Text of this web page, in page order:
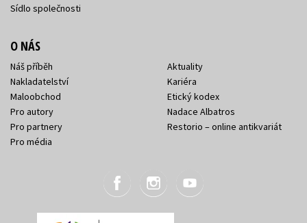
Sídlo společnosti
O NÁS
Náš příběh
Nakladatelství
Maloobchod
Pro autory
Pro partnery
Pro média
Aktuality
Kariéra
Etický kodex
Nadace Albatros
Restorio – online antikvariát